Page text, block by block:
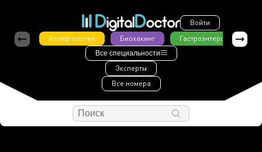
Войти
Аллергология
Биохакинг Гастроэнтерология
Все специальности
Эксперты
Все номера